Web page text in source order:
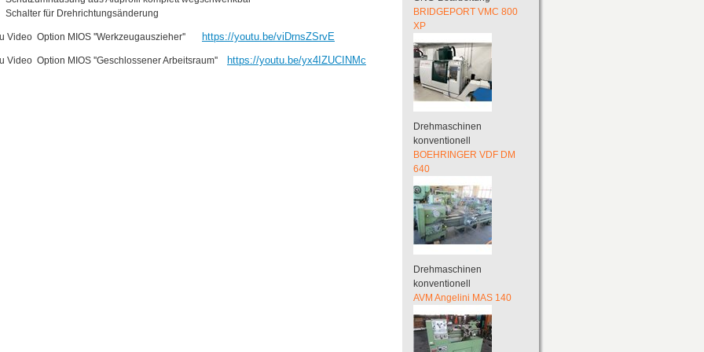
Schalter für Drehrichtungsänderung
Video Option MIOS ''Werkzeugauszieher'' https://youtu.be/viDrnsZSrvE
Video Option MIOS ''Geschlossener Arbeitsraum'' https://youtu.be/yx4IZUCINMc
BRIDGEPORT VMC 800
XP
Drehmaschinen
konventionell
BOEHRINGER VDF DM
640
Drehmaschinen
konventionell
AVM Angelini MAS 140